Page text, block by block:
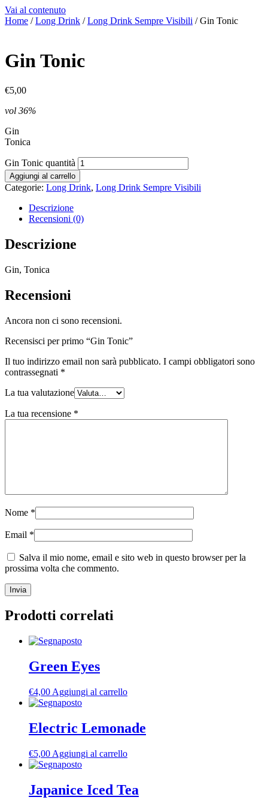
Vai al contenuto
Home /Long Drink /Long Drink Sempre Visibili / Gin Tonic
Gin Tonic
€5,00
vol 36%
Gin
Tonica
Gin Tonic quantità
Aggiungi al carrello
Categorie: Long Drink, Long Drink Sempre Visibili
Descrizione
Recensioni (0)
Descrizione
Gin, Tonica
Recensioni
Ancora non ci sono recensioni.
Recensisci per primo “Gin Tonic”
Il tuo indirizzo email non sarà pubblicato. I campi obbligatori sono
contrassegnati *
La tua valutazione
La tua recensione *
Nome *
Email *
Salva il mio nome, email e sito web in questo browser per la
prossima volta che commento.
Prodotti correlati
Green Eyes
€4,00 Aggiungi al carrello
Electric Lemonade
€5,00 Aggiungi al carrello
Japanice Iced Tea